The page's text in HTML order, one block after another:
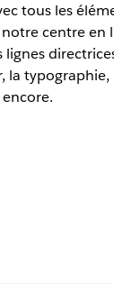
tous les
centre en
lignes
la